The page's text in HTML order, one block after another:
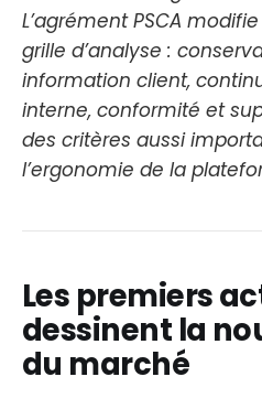
L’agrément PSCA
grille d’analyse :
information client,
interne, conformité et
des critères aussi
l’ergonomie de la
Les premiers
dessinent la
du marché